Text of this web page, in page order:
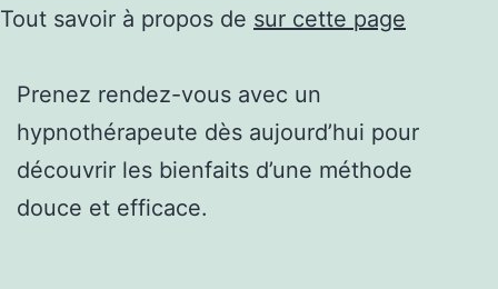
Tout savoir à propos de sur cette page
Prenez rendez-vous avec un
hypnothérapeute dès aujourd’hui pour
découvrir les bienfaits d’une méthode
douce et efficace.